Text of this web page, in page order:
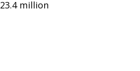
23.4 million